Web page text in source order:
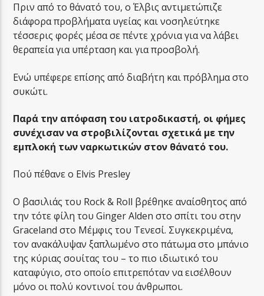
Πριν από το θάνατό του, ο Έλβις αντιμετώπιζε
διάφορα προβλήματα υγείας και νοσηλεύτηκε
τέσσερις φορές μέσα σε πέντε χρόνια για να λάβει
θεραπεία για υπέρταση και για προσβολή.
Ενώ υπέφερε επίσης από διαβήτη και πρόβλημα στο
συκώτι.
Παρά την απόφαση του ιατροδικαστή, οι φήμες
συνέχισαν να στροβιλίζονται σχετικά με την
εμπλοκή των ναρκωτικών στον θάνατό του.
Πού πέθανε ο Elvis Presley
Ο βασιλιάς του Rock & Roll βρέθηκε αναίσθητος από
την τότε φίλη του Ginger Alden στο σπίτι του στην
Graceland στο Μέμφις του Τενεσί. Συγκεκριμένα,
τον ανακάλυψαν ξαπλωμένο στο πάτωμα στο μπάνιο
της κύριας σουίτας του – το πιο ιδιωτικό του
καταφύγιο, στο οποίο επιτρεπόταν να εισέλθουν
μόνο οι πολύ κοντινοί του άνθρωποι.